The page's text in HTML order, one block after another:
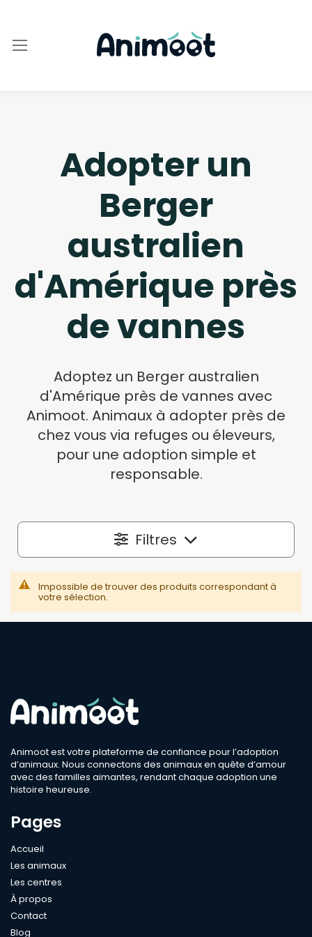
Adopter un
Berger
australien
d'Amérique près
de vannes
Adoptez un Berger australien
d'Amérique près de vannes avec
Animoot. Animaux à adopter près de
chez vous via refuges ou éleveurs,
pour une adoption simple et
responsable.
Impossible de trouver des produits correspondant à
votre sélection.
Filtres
Localisation
Sexe
Bébé
Enfant
Chien
Chat
Animoot est votre plateforme de confiance pour l’adoption
d’animaux. Nous connectons des animaux en quête d’amour
avec des familles aimantes, rendant chaque adoption une
histoire heureuse.
Pages
Accueil
Les animaux
Les centres
À propos
Contact
Blog